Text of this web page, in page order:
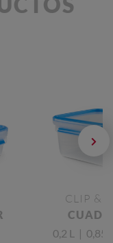
CLIP &
0,2 L | 0,85